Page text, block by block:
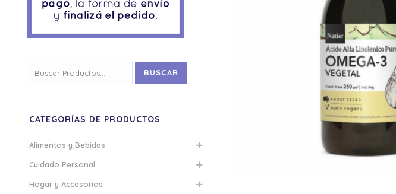
por:
BUSCAR
CATEGORÍAS DE PRODUCTOS
Alimentos y Bebidas
Cuidado Personal
Hogar y Accesorios